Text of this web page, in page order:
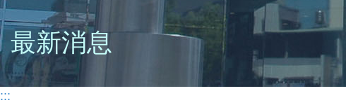
最新消息
:::